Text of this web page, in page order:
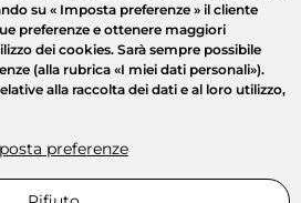
su « Imposta preferenze » il cliente
preferenze e ottenere maggiori
dei cookies. Sarà sempre possibile
(alla rubrica «I miei dati personali»).
alla raccolta dei dati e al loro utilizzo,
preferenze